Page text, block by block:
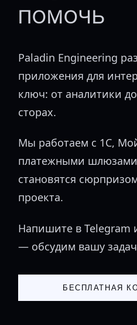
помочь
Paladin Engineering
приложения для
ключ: от аналитики
сторах.
Мы работаем с 1С,
платежными
становятся
проекта.
Напишите в Telegram
— обсудим вашу
БЕСПЛАТНАЯ